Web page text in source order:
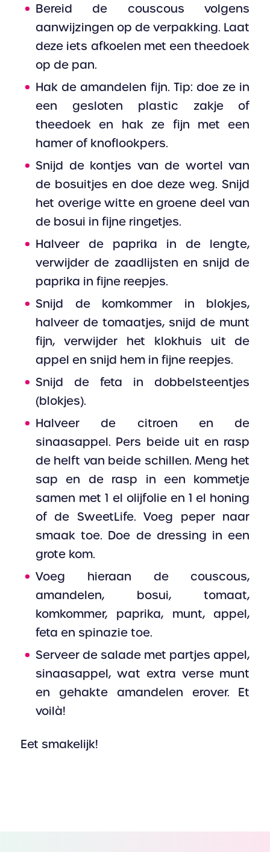
Bereid de couscous volgens
aanwijzingen op de verpakking. Laat
deze iets afkoelen met een theedoek
op de pan.
Hak de amandelen fijn. Tip: doe ze in
een gesloten plastic zakje of
theedoek en hak ze fijn met een
hamer of knoflookpers.
Snijd de kontjes van de wortel van
de bosuitjes en doe deze weg. Snijd
het overige witte en groene deel van
de bosui in fijne ringetjes.
Halveer de paprika in de lengte,
verwijder de zaadlijsten en snijd de
paprika in fijne reepjes.
Snijd de komkommer in blokjes,
halveer de tomaatjes, snijd de munt
fijn, verwijder het klokhuis uit de
appel en snijd hem in fijne reepjes.
Snijd de feta in dobbelsteentjes
(blokjes).
Halveer de citroen en de
sinaasappel. Pers beide uit en rasp
de helft van beide schillen. Meng het
sap en de rasp in een kommetje
samen met 1 el olijfolie en 1 el honing
of de SweetLife. Voeg peper naar
smaak toe. Doe de dressing in een
grote kom.
Voeg hieraan de couscous,
amandelen, bosui, tomaat,
komkommer, paprika, munt, appel,
feta en spinazie toe.
Serveer de salade met partjes appel,
sinaasappel, wat extra verse munt
en gehakte amandelen erover. Et
voilà!
Eet smakelijk!